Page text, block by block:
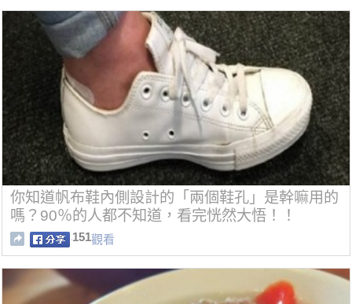
你知道帆布鞋內側設計的「兩個鞋孔」是幹嘛用的
嗎？90％的人都不知道，看完恍然大悟！！
151觀看